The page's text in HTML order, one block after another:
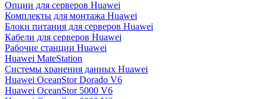
Опции для серверов Huawei
Комплекты для монтажа Huawei
Блоки питания для серверов Huawei
Кабели для серверов Huawei
Рабочие станции Huawei
Huawei MateStation
Системы хранения данных Huawei
Huawei OceanStor Dorado V6
Huawei OceanStor 5000 V6